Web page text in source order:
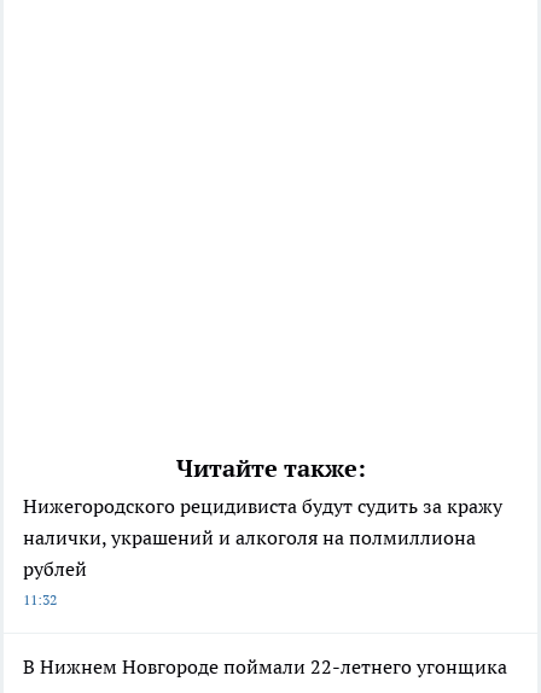
Читайте также:
Нижегородского рецидивиста будут судить за кражу
налички, украшений и алкоголя на полмиллиона
рублей
11:32
В Нижнем Новгороде поймали 22-летнего угонщика